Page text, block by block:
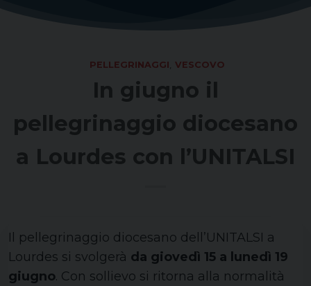
PELLEGRINAGGI VESCOVO
In giugno il
pellegrinaggio diocesano
a Lourdes con l’UNITALSI
Il pellegrinaggio diocesano dell’UNITALSI a
Lourdes si svolgerà da giovedì 15 a lunedì 19
giugno. Con sollievo si ritorna alla normalità